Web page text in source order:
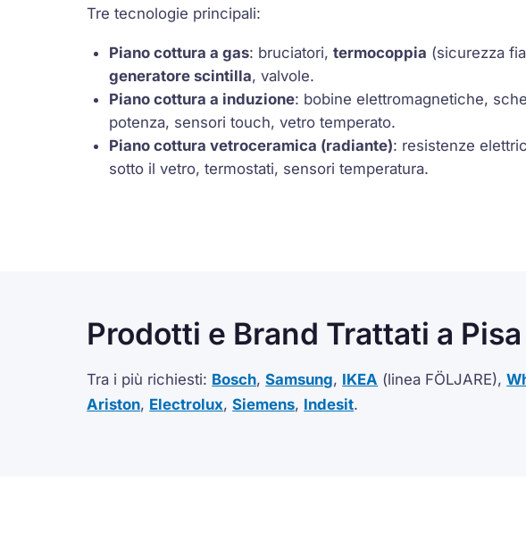
Tre tecnologie principali:
Piano cottura a gas: bruciatori,termocoppia (sicurezza
generatore scintilla, valvole.
Piano cottura a induzione: bobine elettromagnetiche,
potenza, sensori touch, vetro temperato.
Piano cottura vetroceramica (radiante): resistenze
sotto il vetro,termostati, sensori temperatura.
Prodotti e Brand Trattati a Pisa
Tra i più richiesti: Bosch,Samsung, IKEA (linea FÖLJARE),
Ariston, Electrolux,Siemens, Indesit.